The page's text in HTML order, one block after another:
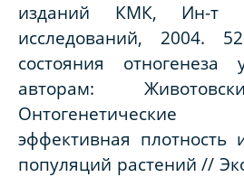
изданий КМК, Ин-т
исследований, 2004.
состояния отногенеза
авторам:
эффективная плотность
популяций растений //